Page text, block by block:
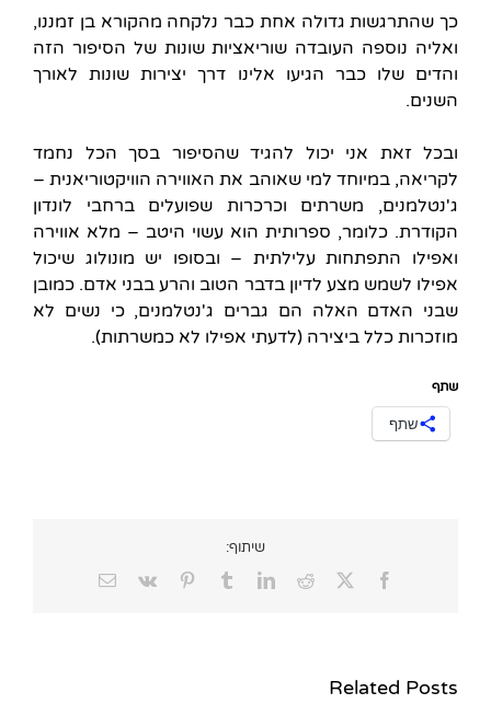
כך שהתרגשות גדולה אחת כבר נלקחה מהקורא בן זמננו,
ואליה נוספה העובדה שוריאציות שונות של הסיפור הזה
והדים שלו כבר הגיעו אלינו דרך יצירות שונות לאורך
השנים.
ובכל זאת אני יכול להגיד שהסיפור בסך הכל נחמד
לקריאה, במיוחד למי שאוהב את האווירה הוויקטוריאנית –
ג'נטלמנים, משרתים וכרכרות שפועלים ברחבי לונדון
הקודרת. כלומר, ספרותית הוא עשוי היטב – מלא אווירה
ואפילו התפתחות עלילתית – ובסופו יש מונולוג שיכול
אפילו לשמש מצע לדיון בדבר הטוב והרע בבני אדם. כמובן
שבני האדם האלה הם גברים ג'נטלמנים, כי נשים לא
מוזכרות כלל ביצירה (לדעתי אפילו לא כמשרתות).
שתף
שתף
שיתוף:
Facebook
X
Reddit
LinkedIn
Tumblr
Pinterest
Vk
Email
Related Posts